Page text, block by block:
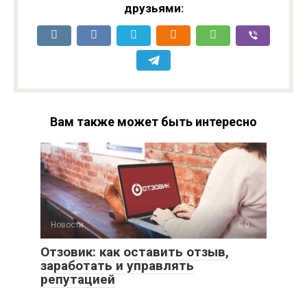
друзьями:
Вам также может быть интересно
Новости 0
Отзовик: как оставить отзыв,
заработать и управлять
репутацией